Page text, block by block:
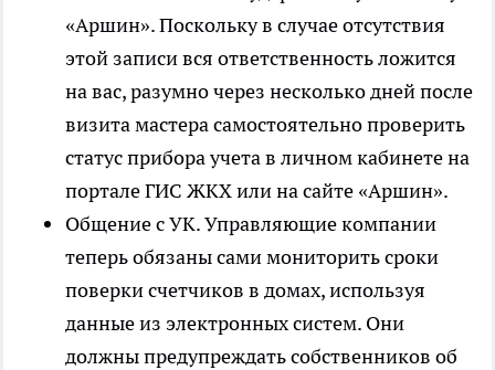
«Аршин». Поскольку в случае отсутствия
этой записи вся ответственность ложится
на вас, разумно через несколько дней после
визита мастера самостоятельно проверить
статус прибора учета в личном кабинете на
портале ГИС ЖКХ или на сайте «Аршин».
Общение с УК. Управляющие компании
теперь обязаны сами мониторить сроки
поверки счетчиков в домах, используя
данные из электронных систем. Они
должны предупреждать собственников об